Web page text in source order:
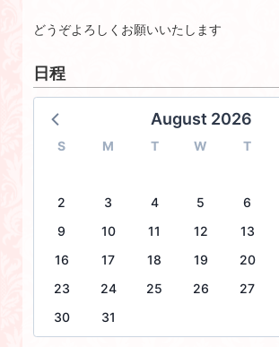
どうぞよろしくお願いいたします
日程
August 2026
S M T W T
2
3 4 5 6
9
10 11 12 13
16
17 18 19 20
23
24 25 26 27
30
31